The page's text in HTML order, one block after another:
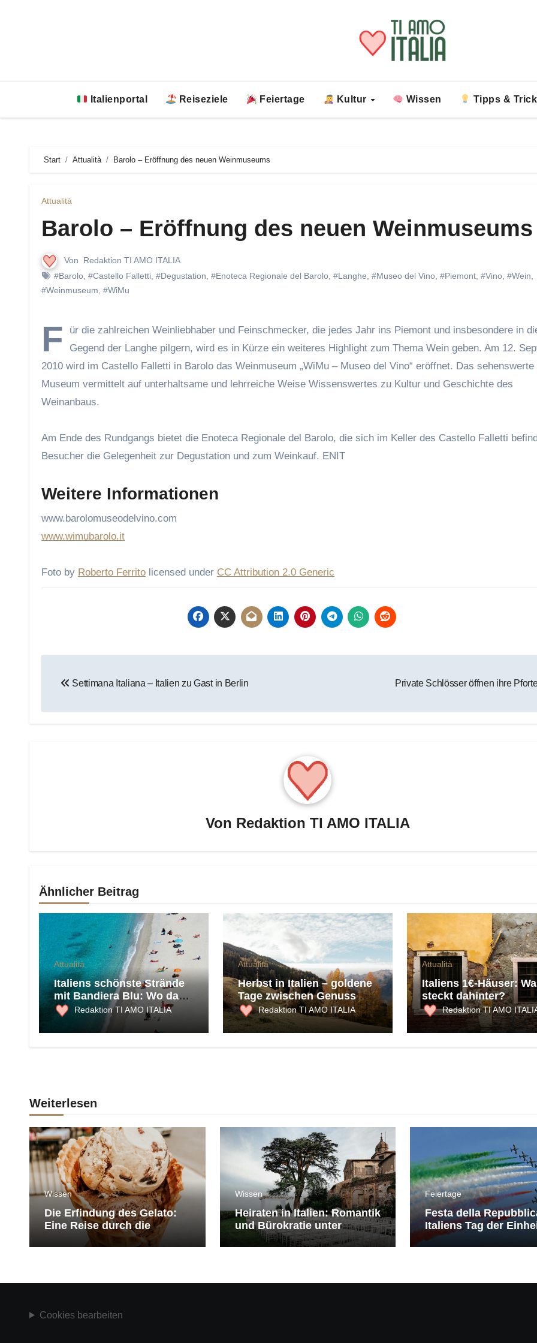
Italienportal Reiseziele Feiertage Kultur Wissen Tipps &
Start Attualità Barolo – Eröffnung des neuen Weinmuseums
Attualità
Barolo – Eröffnung des neuen Weinmuseums
Von
Redaktion TI AMO ITALIA
#Barolo #Castello Falletti #Degustation #Enoteca Regionale del Barolo #Langhe #Museo del Vino #Piemont #Vino #Wein
#Weinmuseum #WiMu
F
ür die zahlreichen Weinliebhaber und Feinschmecker, die jedes Jahr ins Piemont und insbesondere in
Gegend der Langhe pilgern, wird es in Kürze ein weiteres Highlight zum Thema Wein geben. Am 12.
2010 wird im Castello Falletti in Barolo das Weinmuseum „WiMu – Museo del Vino“ eröffnet. Das sehenswerte
Museum vermittelt auf unterhaltsame und lehrreiche Weise Wissenswertes zu Kultur und Geschichte des
Weinanbaus.
Am Ende des Rundgangs bietet die Enoteca Regionale del Barolo, die sich im Keller des Castello Falletti
Besucher die Gelegenheit zur Degustation und zum Weinkauf. ENIT
Weitere Informationen
www.barolomuseodelvino.com
www.wimubarolo.it
Foto by Roberto Ferrito licensed under CC Attribution 2.0 Generic
Settimana Italiana – Italien zu Gast in Berlin Private Schlösser öffnen ihre
Von Redaktion TI AMO ITALIA
Ähnlicher Beitrag
Attualità
Italiens schönste Strände
mit Bandiera Blu: Wo das
Meer 2026 am saubersten
ist
Redaktion TI AMO ITALIA
Attualità
Herbst in Italien – goldene
Tage zwischen Genuss
und Kultur
Redaktion TI AMO ITALIA
Attualità
Italiens 1€-Häuser:
steckt dahinter?
Redaktion TI AMO
Weiterlesen
Wissen
Die Erfindung des Gelato:
Eine Reise durch die
Geschichte der Eiscreme
Wissen
Heiraten in Italien: Romantik
und Bürokratie unter
mediterranem Himmel
Feiertage
Festa della
Italiens Tag der
Freiheit
Cookies bearbeiten